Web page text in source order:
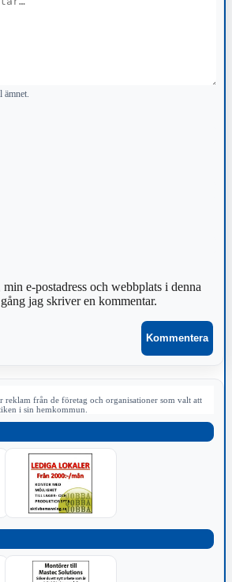
e-postadress och webbplats i denna
jag skriver en kommentar.
reklam från de företag och organisationer som valt att
i sin hemkommun.